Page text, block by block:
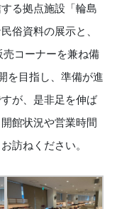
る拠点施設「輪島
俗資料の展示と、
コーナーを兼ね備
を目指し、準備が進
が、是非足を伸ば
館状況や営業時間
訪ねください。